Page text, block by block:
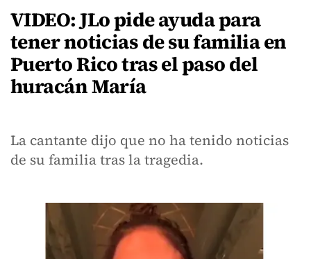
VIDEO: JLo pide ayuda para
tener noticias de su familia en
Puerto Rico tras el paso del
huracán María
La cantante dijo que no ha tenido noticias
de su familia tras la tragedia.